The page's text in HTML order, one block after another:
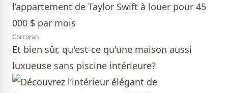
Corcoran
Et bien sûr, qu'est-ce qu'une maison aussi
luxueuse sans piscine intérieure?